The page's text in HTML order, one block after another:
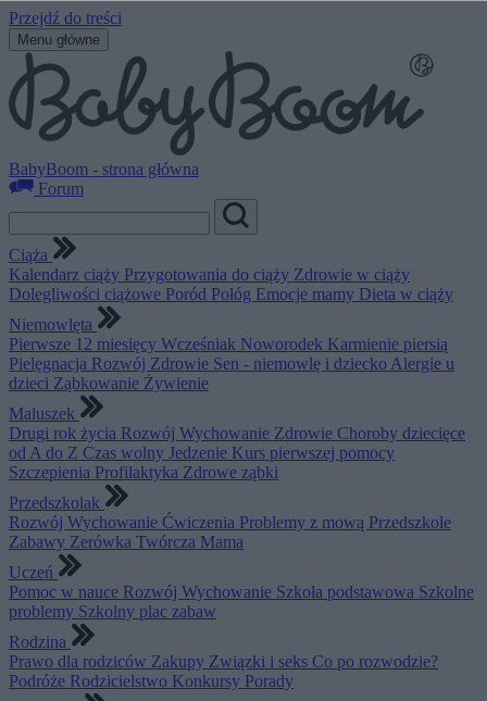
Przejdź do treści
Menu główne
BabyBoom - strona główna
Forum
Ciąża
Kalendarz ciąży Przygotowania do ciąży Zdrowie w ciąży
Dolegliwości ciążowe Poród Połóg Emocje mamy Dieta w ciąży
Niemowlęta
Pierwsze 12 miesięcy Wcześniak Noworodek Karmienie piersią
Pielęgnacja Rozwój Zdrowie Sen - niemowlę i dziecko Alergie u
dzieci Ząbkowanie Żywienie
Maluszek
Drugi rok życia Rozwój Wychowanie Zdrowie Choroby dziecięce
od A do Z Czas wolny Jedzenie Kurs pierwszej pomocy
Szczepienia Profilaktyka Zdrowe ząbki
Przedszkolak
Rozwój Wychowanie Ćwiczenia Problemy z mową Przedszkole
Zabawy Zerówka Twórcza Mama
Uczeń
Pomoc w nauce Rozwój Wychowanie Szkoła podstawowa Szkolne
problemy Szkolny plac zabaw
Rodzina
Prawo dla rodziców Zakupy Związki i seks Co po rozwodzie?
Podróże Rodzicielstwo Konkursy Porady